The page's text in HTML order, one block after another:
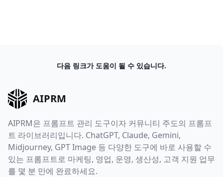
다음 링크가 도움이 될 수 있습니다.
AIPRM
AIPRM은 프롬프트 관리 도구이자 커뮤니티 주도의 프롬프
트 라이브러리입니다. ChatGPT, Claude, Gemini,
Midjourney, GPT Image 등 다양한 도구에 바로 사용할 수
있는 프롬프트로 마케팅, 영업, 운영, 생산성, 고객 지원 업무
를 몇 분 만에 완료하세요.